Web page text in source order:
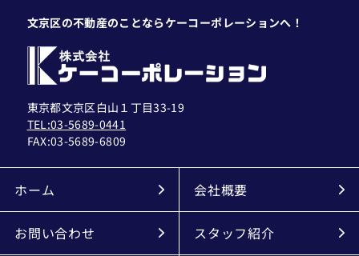
文京区の不動産のことならケーコーポレーションへ！
東京都文京区白山１丁目33-19
TEL:03-5689-0441
FAX:03-5689-6809
ホーム 会社概要
お問い合わせ スタッフ紹介